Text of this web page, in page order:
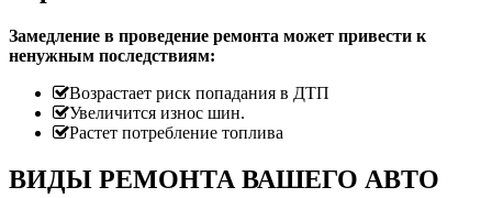
Замедление в проведение ремонта может привести к
ненужным последствиям:
Возрастает риск попадания в ДТП
Увеличится износ шин.
Растет потребление топлива
ВИДЫ РЕМОНТА ВАШЕГО АВТО